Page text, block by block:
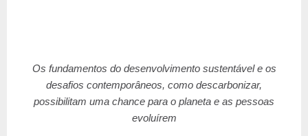
Os fundamentos do desenvolvimento sustentável e os
desafios contemporâneos, como descarbonizar,
possibilitam uma chance para o planeta e as pessoas
evoluírem